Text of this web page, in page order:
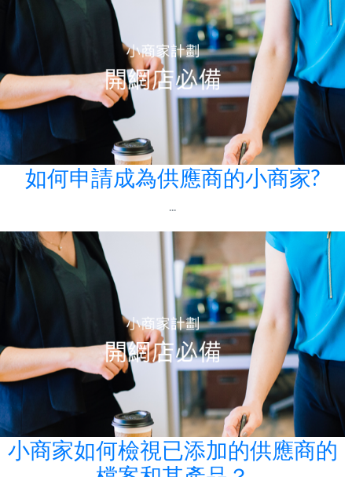
如何申請成為供應商的小商家?
小商家如何檢視已添加的供應商的